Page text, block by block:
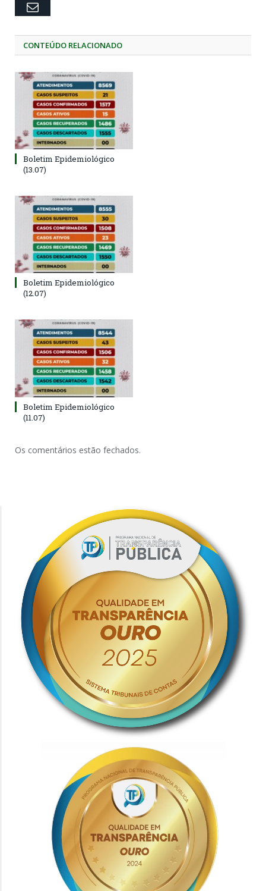
Email
CONTEÚDO RELACIONADO
Boletim Epidemiológico
(13.07)
Boletim Epidemiológico
(12.07)
Boletim Epidemiológico
(11.07)
Os comentários estão fechados.